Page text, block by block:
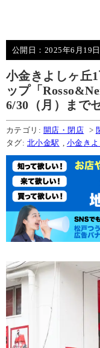
公開日： 2025年6月19日
小金きよしヶ丘
ップ「
6/30（月）まで
カテゴリ: 開店・閉店 >
タグ: 北小金駅 小金き